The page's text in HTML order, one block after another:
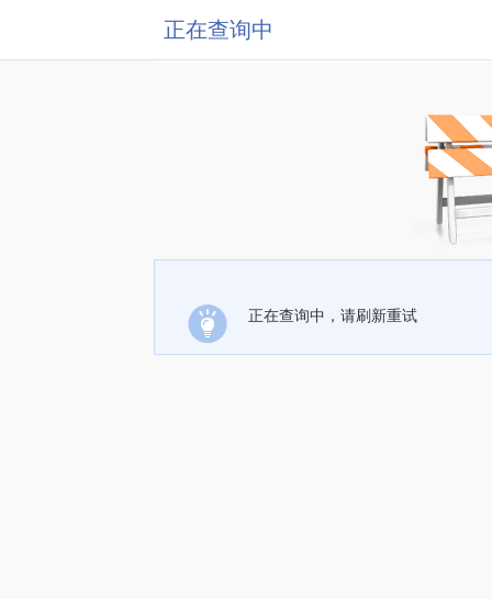
正在查询中
正在查询中，请刷新重试